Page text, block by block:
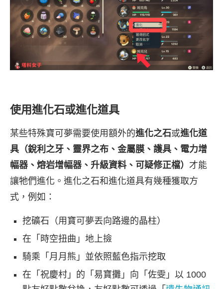
使用進化石或進化道具
某些特殊寶可夢需要使用額外的進化之石或進化道
具（銳利之牙、靈界之布、金屬膜、護具、電力增
幅器、熔岩增幅器、升級資料、可疑修正檔） 才能
讓牠們進化。進化之石和進化道具有幾種獲取方
式，例如：
挖礦石（用寶可夢丟向路邊的晶柱）
在「時空扭曲」地上撿
騎乘「月月熊」並依照藍色指示挖取
在「祝慶村」的「易寶攤」向「佐雯」以 1000